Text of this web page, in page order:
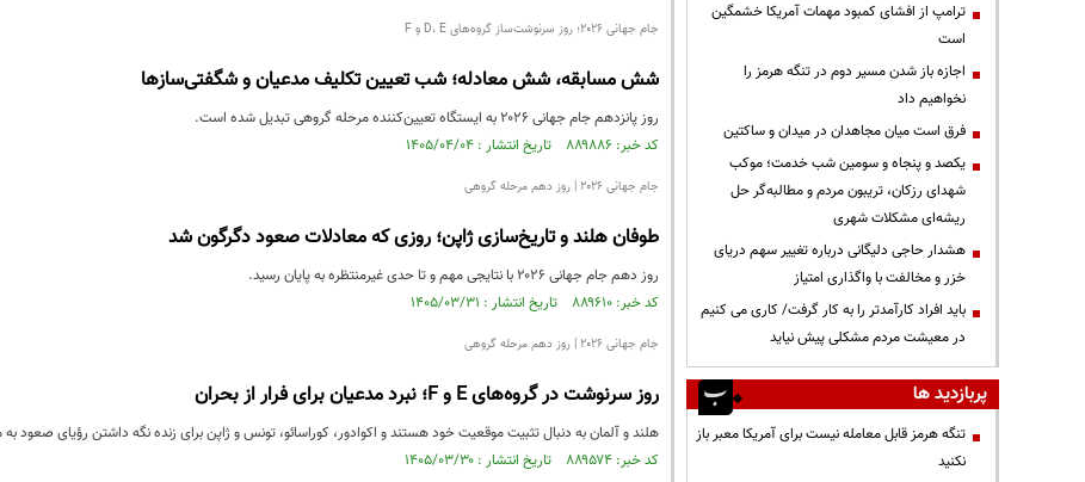
جام جهانی ۲۰۲۶؛ روز سرنوشت‌ساز گروه‌های D، E و F
شش مسابقه، شش معادله؛ شب تعیین تکلیف مدعیان و شگفتی‌سازها
روز پانزدهم جام جهانی ۲۰۲۶ به ایستگاه تعیین‌کننده مرحله گروهی تبدیل شده است.
کد خبر: ۸۸۹۸۸۶ تاریخ انتشار : ۱۴۰۵/۰۴/۰۴
جام جهانی ۲۰۲۶ | روز دهم مرحله گروهی
طوفان هلند و تاریخ‌سازی ژاپن؛ روزی که معادلات صعود دگرگون شد
روز دهم جام جهانی ۲۰۲۶ با نتایجی مهم و تا حدی غیرمنتظره به پایان رسید.
کد خبر: ۸۸۹۶۱۰ تاریخ انتشار : ۱۴۰۵/۰۳/۳۱
جام جهانی ۲۰۲۶ | روز دهم مرحله گروهی
روز سرنوشت در گروه‌های E و F؛ نبرد مدعیان برای فرار از بحران
هلند و آلمان به دنبال تثبیت موقعیت خود هستند و اکوادور، کوراسائو، تونس و ژاپن برای زنده نگه داشتن رؤیای صعود
کد خبر: ۸۸۹۵۷۴ تاریخ انتشار : ۱۴۰۵/۰۳/۳۰
ترامپ از افشای کمبود مهمات آمریکا خشمگین
است
اجازه باز شدن مسیر دوم در تنگه هرمز را
نخواهیم داد
فرق است میان مجاهدان در میدان و ساکتین
یکصد و پنجاه و سومین شب خدمت؛ موکب
شهدای رزکان، تریبون مردم و مطالبه‌گر حل
ریشه‌ای مشکلات شهری
هشدار حاجی دلیگانی درباره تغییر سهم دریای
خزر و مخالفت با واگذاری امتیاز
باید افراد کارآمدتر را به کار گرفت/ کاری می کنیم
در معیشت مردم مشکلی پیش نیاید
پربازدید ها
تنگه هرمز قابل معامله نیست برای آمریکا معبر باز
نکنید